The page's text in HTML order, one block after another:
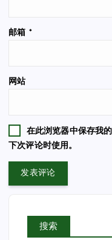
邮箱 *
网站
在此浏览器中保存我
下次评论时使用。
搜索